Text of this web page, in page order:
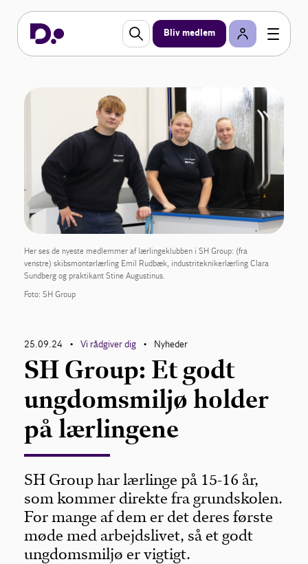
Bliv medlem
Her ses de nyeste medlemmer af lærlingeklubben i SH Group: (fra
venstre) skibsmontørlærling Emil Rudbæk, industriteknikerlærling Clara
Sundberg og praktikant Stine Augustinus.
Foto: SH Group
25.09.24 • Vi rådgiver dig • Nyheder
SH Group: Et godt
ungdomsmiljø holder
på lærlingene
SH Group har lærlinge på 15-16 år,
som kommer direkte fra grundskolen.
For mange af dem er det deres første
møde med arbejdslivet, så et godt
ungdomsmiljø er vigtigt.